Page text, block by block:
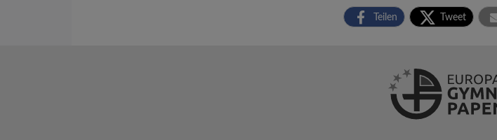
Teilen Tweet